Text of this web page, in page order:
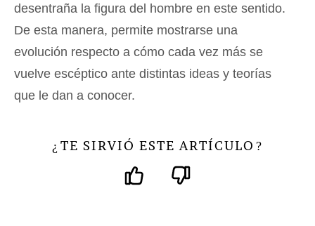
desentraña la figura del hombre en este sentido.
De esta manera, permite mostrarse una
evolución respecto a cómo cada vez más se
vuelve escéptico ante distintas ideas y teorías
que le dan a conocer.
¿ TE SIRVIÓ ESTE ARTÍCULO ?